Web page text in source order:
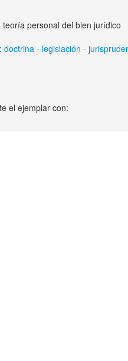
personal del bien jurídico
doctrina - legislación -
el ejemplar con: